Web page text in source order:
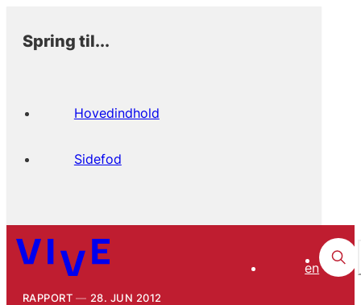
Spring til...
Hovedindhold
Sidefod
en
RAPPORT 28. JUN 2012